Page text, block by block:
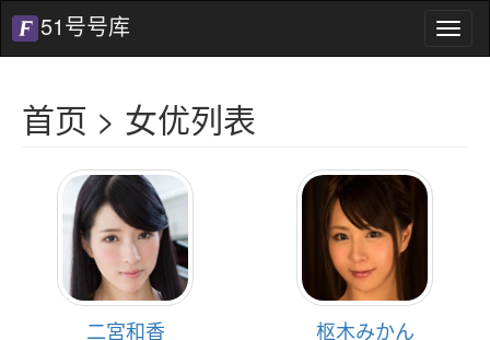
51
号
51号号库
首页 > 女优列表
二宮和香 枢木みかん